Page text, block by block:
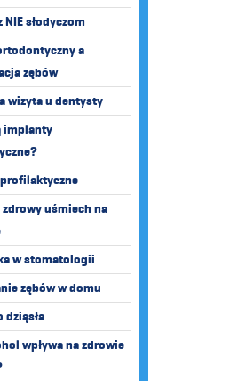
NIE słodyczom
a
zębów
wizyta u dentysty
implanty
uśmiech na
w stomatologii
zębów w domu
dziąsła
wpływa na zdrowie